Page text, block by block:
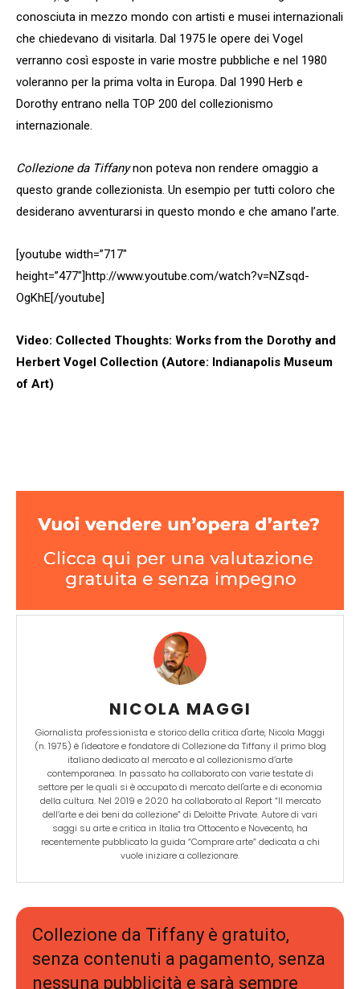
conosciuta in mezzo mondo con artisti e musei internazionali
che chiedevano di visitarla. Dal 1975 le opere dei Vogel
verranno così esposte in varie mostre pubbliche e nel 1980
voleranno per la prima volta in Europa. Dal 1990 Herb e
Dorothy entrano nella TOP 200 del collezionismo
internazionale.
Collezione da Tiffanynon poteva non rendere omaggio a
questo grande collezionista. Un esempio per tutti coloro che
desiderano avventurarsi in questo mondo e che amano l’arte.
[youtube width=”717″
height=”477″]http://www.youtube.com/watch?v=NZsqd-
OgKhE[/youtube]
Video: Collected Thoughts: Works from the Dorothy and
Herbert Vogel Collection (Autore: Indianapolis Museum
of Art)
NICOLA MAGGI
Giornalista professionista e storico della critica d'arte, Nicola Maggi
(n. 1975) è l'ideatore e fondatore di Collezione da Tiffany il primo blog
italiano dedicato al mercato e al collezionismo d’arte
contemporanea. In passato ha collaborato con varie testate di
settore per le quali si è occupato di mercato dell'arte e di economia
della cultura. Nel 2019 e 2020 ha collaborato al Report “Il mercato
dell’arte e dei beni da collezione” di Deloitte Private. Autore di vari
saggi su arte e critica in Italia tra Ottocento e Novecento, ha
recentemente pubblicato la guida “Comprare arte” dedicata a chi
vuole iniziare a collezionare.
Collezione da Tiffany è gratuito,
senza contenuti a pagamento, senza
nessuna pubblicità e sarà sempre